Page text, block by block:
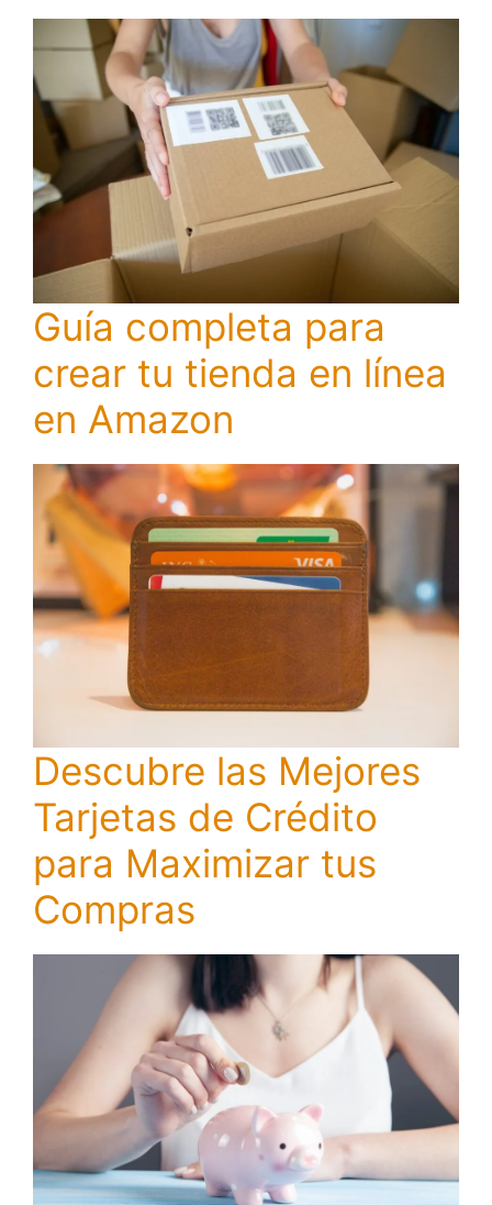
Guía completa para
crear tu tienda en línea
en Amazon
Descubre las Mejores
Tarjetas de Crédito
para Maximizar tus
Compras